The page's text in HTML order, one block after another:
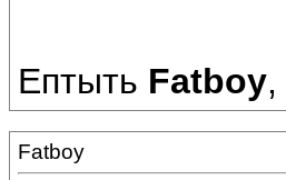
Ептыть Fatboy
Fatboy